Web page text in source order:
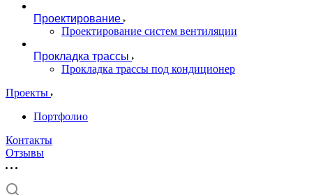
Проектирование
Проектирование систем вентиляции
Прокладка трассы
Прокладка трассы под кондиционер
Проекты
Портфолио
Контакты
Отзывы